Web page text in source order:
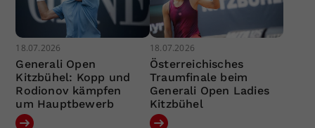
18.07.2026
Generali Open
Kitzbühel: Kopp und
Rodionov kämpfen
um Hauptbewerb
18.07.2026
Österreichisches
Traumfinale beim
Generali Open Ladies
Kitzbühel